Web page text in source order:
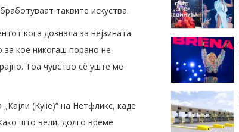
таквите искуства.
кога дознала за нејзината
за кое никогаш порано не
Тоа чувство сè уште ме
(Kylie)“ на Нетфликс, каде
што вели, долго време